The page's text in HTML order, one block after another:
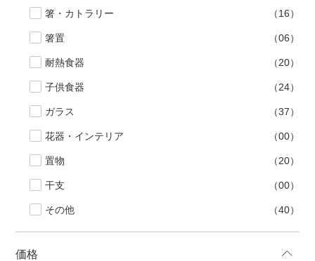
箸・カトラリー （16）
箸置 （06）
耐熱食器 （20）
子供食器 （24）
ガラス （37）
花器・インテリア （00）
置物 （20）
干支 （00）
その他 （40）
価格